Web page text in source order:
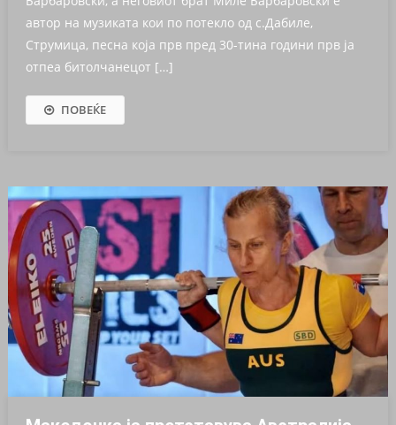
автор на музиката кои по потекло од с.Дабиле,
Струмица, песна која прв пред 30-тина години прв ја
отпеа битолчанецот […]
ПОВЕЌЕ